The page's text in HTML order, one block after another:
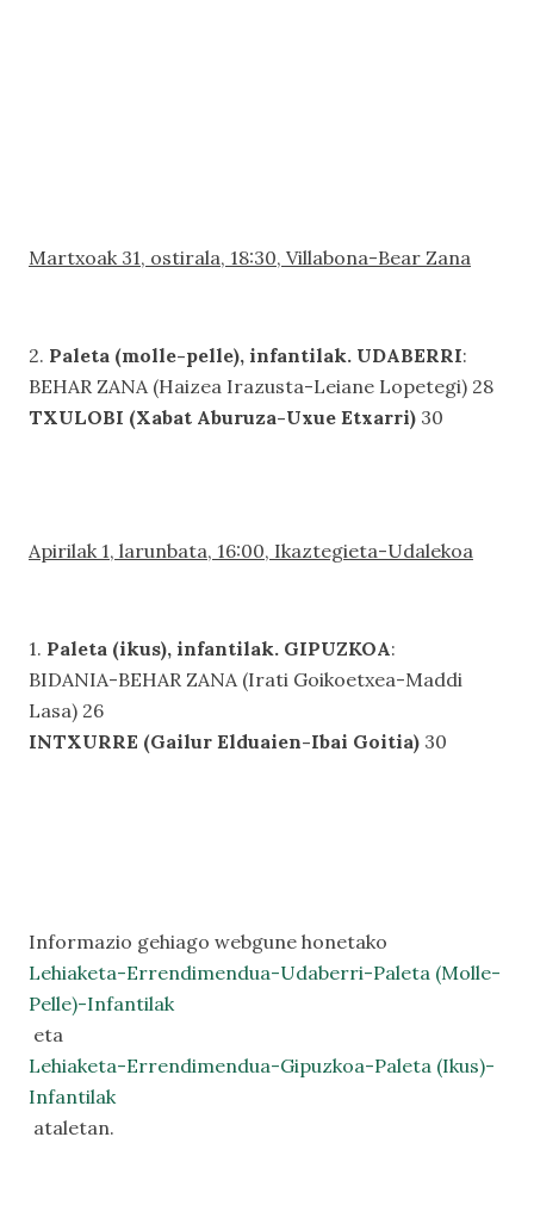
Martxoak 31, ostirala, 18:30, Villabona-Bear Zana
2. Paleta (molle-pelle), infantilak. UDABERRI:
BEHAR ZANA (Haizea Irazusta-Leiane Lopetegi) 28
TXULOBI (Xabat Aburuza-Uxue Etxarri) 30
Apirilak 1, larunbata, 16:00, Ikaztegieta-Udalekoa
1. Paleta (ikus), infantilak. GIPUZKOA:
BIDANIA-BEHAR ZANA (Irati Goikoetxea-Maddi
Lasa) 26
INTXURRE (Gailur Elduaien-Ibai Goitia) 30
Informazio gehiago webgune honetako
Lehiaketa-Errendimendua-Udaberri-Paleta (Molle-
Pelle)-Infantilak
eta
Lehiaketa-Errendimendua-Gipuzkoa-Paleta (Ikus)-
Infantilak
ataletan.